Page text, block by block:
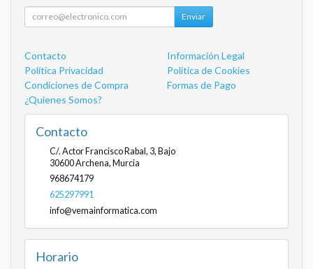
Enviar
Contacto
Información Legal
Política Privacidad
Política de Cookies
Condiciones de Compra
Formas de Pago
¿Quienes Somos?
Contacto
C/. Actor Francisco Rabal, 3, Bajo
30600Archena, Murcia
968674179
625297991
info@vemainformatica.com
Horario